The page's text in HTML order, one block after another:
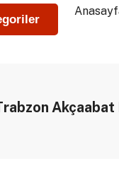
Akçaabat